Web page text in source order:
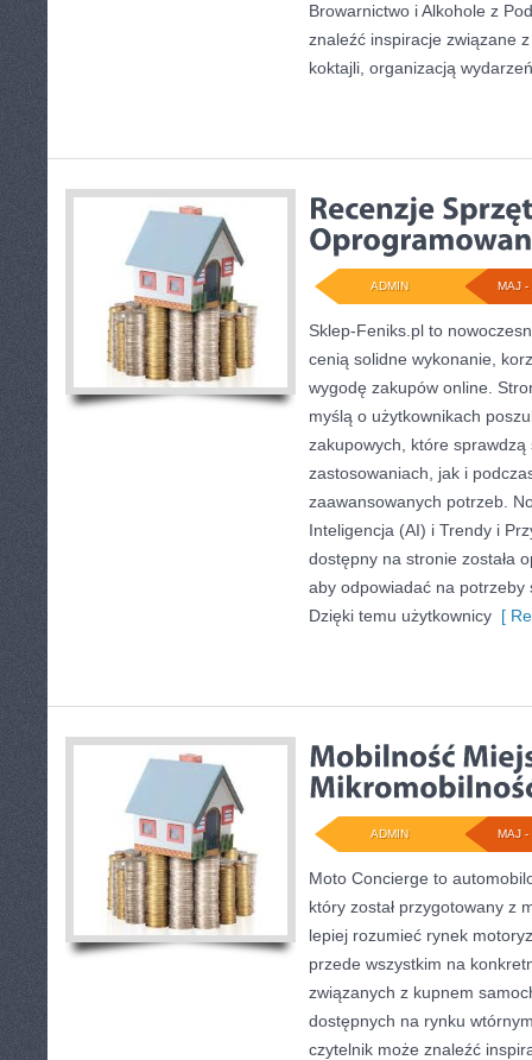
Browarnictwo i Alkohole z
znaleźć inspiracje związane
koktajli, organizacją
MAJ -
ADMIN
Sklep-Feniks.pl to
cenią solidne wykonanie,
wygodę zakupów online.
myślą o użytkownikach
zakupowych, które
zastosowaniach, jak i
zaawansowanych potrzeb.
Inteligencja (AI) i Trendy i
dostępny na stronie została
aby odpowiadać na
Dzięki temu użytkownicy [
MAJ -
ADMIN
Moto Concierge to
który został przygotowany z
lepiej rozumieć rynek
przede wszystkim na
związanych z kupnem
dostępnych na rynku
czytelnik może znaleźć